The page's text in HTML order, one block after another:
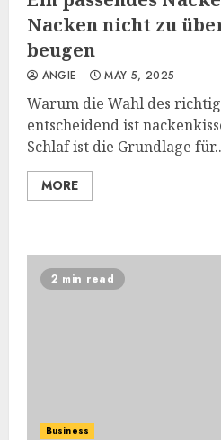
Nacken nicht zu
beugen
ANGIE MAY 5, 2025
Warum die Wahl des
entscheidend ist
Schlaf ist die Grundlage
MORE
2 min read
Business